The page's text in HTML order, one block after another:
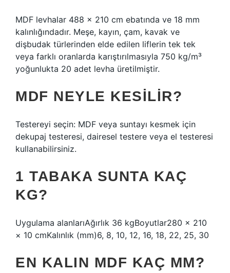
MDF levhalar 488 x 210 cm ebatında ve 18 mm
kalınlığındadır. Meşe, kayın, çam, kavak ve
dişbudak türlerinden elde edilen liflerin tek tek
veya farklı oranlarda karıştırılmasıyla 750 kg/m³
yoğunlukta 20 adet levha üretilmiştir.
MDF NEYLE KESILIR?
Testereyi seçin: MDF veya suntayı kesmek için
dekupaj testeresi, dairesel testere veya el testeresi
kullanabilirsiniz.
1 TABAKA SUNTA KAÇ
KG?
Uygulama alanlarıAğırlık 36 kgBoyutlar280 × 210
× 10 cmKalınlık (mm)6, 8, 10, 12, 16, 18, 22, 25, 30
EN KALIN MDF KAÇ MM?